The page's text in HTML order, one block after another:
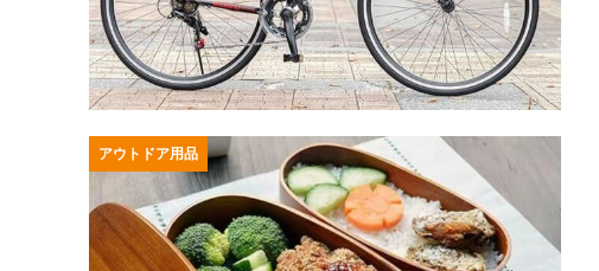
アウトドア用品